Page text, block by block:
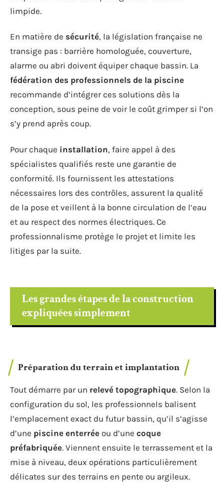
limpide.
En matière de sécurité, la législation française ne
transige pas : barrière homologuée, couverture,
alarme ou abri doivent équiper chaque bassin. La
fédération des professionnels de la piscine
recommande d’intégrer ces solutions dès la
conception, sous peine de voir le coût grimper si l’on
s’y prend après coup.
Pour chaque installation, faire appel à des
spécialistes qualifiés reste une garantie de
conformité. Ils fournissent les attestations
nécessaires lors des contrôles, assurent la qualité
de la pose et veillent à la bonne circulation de l’eau
et au respect des normes électriques. Ce
professionnalisme protège le projet et limite les
litiges par la suite.
Les grandes étapes de la construction
expliquées simplement
Préparation du terrain et implantation
Tout démarre par un relevé topographique. Selon la
configuration du sol, les professionnels balisent
l’emplacement exact du futur bassin, qu’il s’agisse
d’une piscine enterrée ou d’une coque
préfabriquée. Viennent ensuite le terrassement et la
mise à niveau, deux opérations particulièrement
délicates sur des terrains en pente ou argileux.